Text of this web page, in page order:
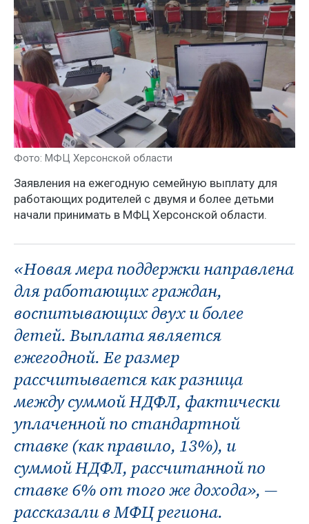
Фото: МФЦ Херсонской области
Заявления на ежегодную семейную выплату для
работающих родителей с двумя и более детьми
начали принимать в МФЦ Херсонской области.
«Новая мера поддержки направлена
для работающих граждан,
воспитывающих двух и более
детей. Выплата является
ежегодной. Ее размер
рассчитывается как разница
между суммой НДФЛ, фактически
уплаченной по стандартной
ставке (как правило, 13%), и
суммой НДФЛ, рассчитанной по
ставке 6% от того же дохода», —
рассказали в МФЦ региона.